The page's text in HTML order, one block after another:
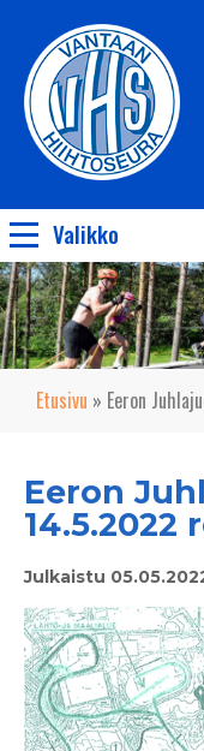
Valikko
Etusivu » Eeron
Eeron
Julkaistu